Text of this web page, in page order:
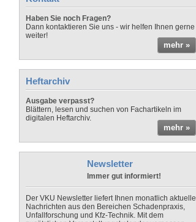
Haben Sie noch Fragen?
Dann kontaktieren Sie uns - wir helfen Ihnen gerne
weiter!
mehr »
Heftarchiv
Ausgabe verpasst?
Blättern, lesen und suchen von Fachartikeln im
digitalen Heftarchiv.
mehr »
Newsletter
Immer gut informiert!
Der VKU Newsletter liefert Ihnen monatlich aktuelle
Nachrichten aus den Bereichen Schadenpraxis,
Unfallforschung und Kfz-Technik. Mit dem